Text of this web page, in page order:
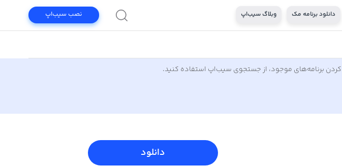
دانلود برنامه مک وبلاگ سیب‌اپ نصب سیب‌اپ
کردن برنامه‌های موجود، از جستجوی سیب‌اپ استفاده کنید.
دانلود